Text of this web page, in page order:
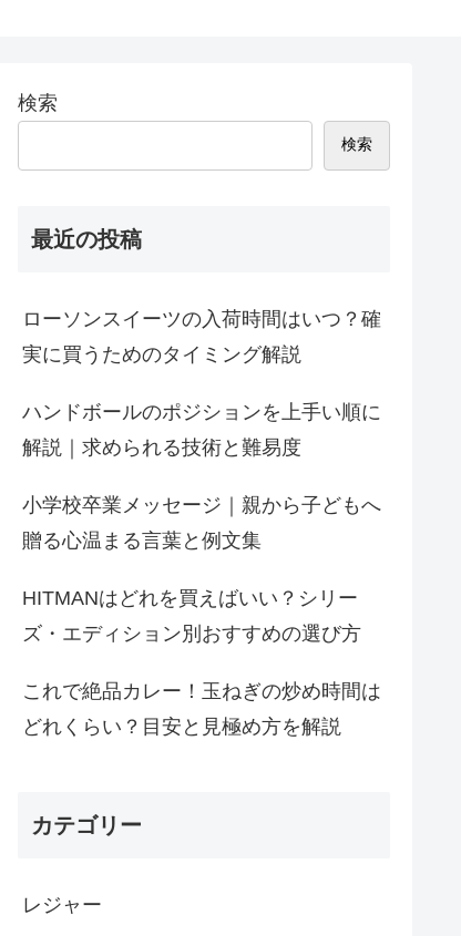
検索
検索
最近の投稿
ローソンスイーツの入荷時間はいつ？確
実に買うためのタイミング解説
ハンドボールのポジションを上手い順に
解説｜求められる技術と難易度
小学校卒業メッセージ｜親から子どもへ
贈る心温まる言葉と例文集
HITMANはどれを買えばいい？シリー
ズ・エディション別おすすめの選び方
これで絶品カレー！玉ねぎの炒め時間は
どれくらい？目安と見極め方を解説
カテゴリー
レジャー